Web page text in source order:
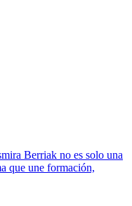
Berriak no es solo una
que une formación,